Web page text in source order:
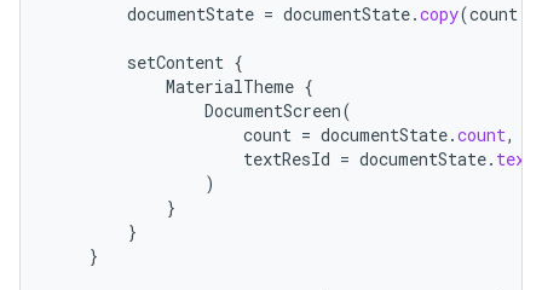
documentState = documentState.copy(count
setContent {
MaterialTheme {
DocumentScreen(
count = documentState.count,
textResId = documentState.
)
}
}
}